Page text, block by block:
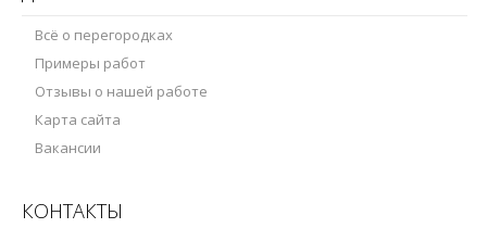
Всё о перегородках
Примеры работ
Отзывы о нашей работе
Карта сайта
Вакансии
КОНТАКТЫ